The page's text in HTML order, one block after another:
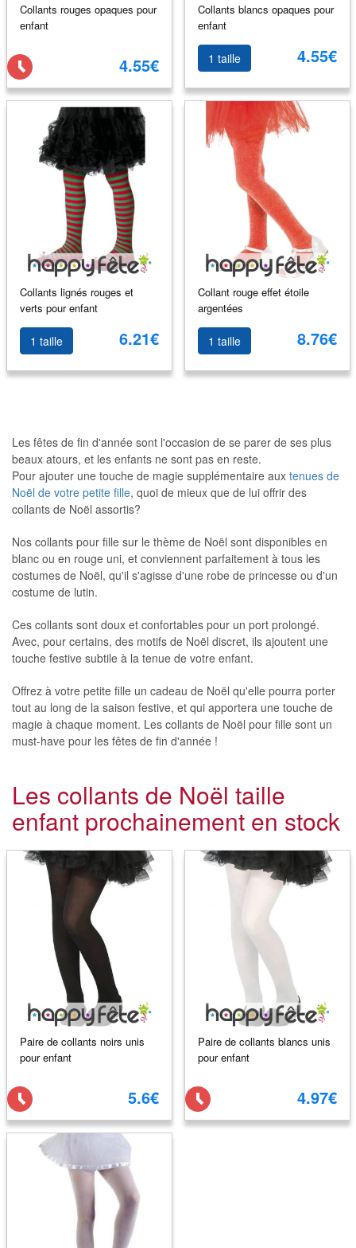
Collants rouges opaques pour
enfant
4.55€
Collants blancs opaques pour
enfant
1 taille 4.55€
Collants lignés rouges et
verts pour enfant
1 taille 6.21€
Collant rouge effet étoile
argentées
1 taille 8.76€
Les fêtes de fin d'année sont l'occasion de se parer de ses plus
beaux atours, et les enfants ne sont pas en reste.
Pour ajouter une touche de magie supplémentaire aux tenues de
Noël de votre petite fille, quoi de mieux que de lui offrir des
collants de Noël assortis?
Nos collants pour fille sur le thème de Noël sont disponibles en
blanc ou en rouge uni, et conviennent parfaitement à tous les
costumes de Noël, qu'il s'agisse d'une robe de princesse ou d'un
costume de lutin.
Ces collants sont doux et confortables pour un port prolongé.
Avec, pour certains, des motifs de Noël discret, ils ajoutent une
touche festive subtile à la tenue de votre enfant.
Offrez à votre petite fille un cadeau de Noël qu'elle pourra porter
tout au long de la saison festive, et qui apportera une touche de
magie à chaque moment. Les collants de Noël pour fille sont un
must-have pour les fêtes de fin d'année !
Les collants de Noël taille
enfant prochainement en stock
Paire de collants noirs unis
pour enfant
5.6€
Paire de collants blancs unis
pour enfant
4.97€